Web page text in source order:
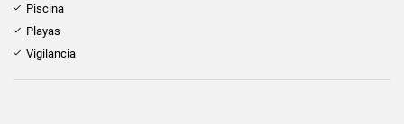
Piscina
Playas
Vigilancia